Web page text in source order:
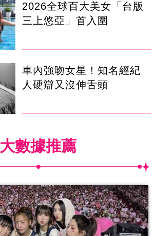
2026全球百大美女「台版
三上悠亞」首入圍
車內強吻女星！知名經紀
人硬辯又沒伸舌頭
大數據推薦